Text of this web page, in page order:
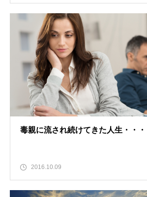
毒親に流され続けてきた人生・・・
2016.10.09